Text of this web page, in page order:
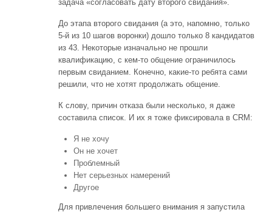
задача «согласовать дату второго свидания».
До этапа второго свидания (а это, напомню, только
5-й из 10 шагов воронки) дошло только 8 кандидатов
из 43. Некоторые изначально не прошли
квалификацию, с кем-то общение ограничилось
первым свиданием. Конечно, какие-то ребята сами
решили, что не хотят продолжать общение.
К слову, причин отказа были несколько, я даже
составила список. И их я тоже фиксировала в CRM:
Я не хочу
Он не хочет
Проблемный
Нет серьезных намерений
Другое
Для привлечения большего внимания я запустила